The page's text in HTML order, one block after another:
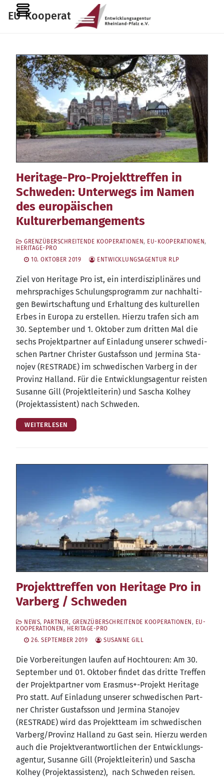
Inhalt
EU-Kooperationen
Heritage-Pro-Projekttreffen in
Schweden: Unterwegs im Namen
des europäischen
Kulturerbemangements
GRENZÜBERSCHREITENDE KOOPERATIONEN, EU-KOOPERATIONEN,
HERITAGE-PRO
10. OKTOBER 2019
ENTWICKLUNGSAGENTUR RLP
Ziel von Heri­ta­ge Pro ist, ein inter­dis­zi­pli­nä­res und
mehr­spra­chi­ges Schu­lungs­pro­gramm zur nach­hal­ti­
gen Bewirt­schaf­tung und Erhal­tung des kul­tu­rel­len
Erbes in Euro­pa zu erstel­len. Hier­zu tra­fen sich am
30. Sep­tem­ber und 1. Okto­ber zum drit­ten Mal die
sechs Pro­jekt­part­ner auf Ein­la­dung unse­rer schwe­di­
schen Part­ner Chris­ter Gustafs­son und Jer­mi­na Sta­
nojev (RESTRADE) im schwe­di­schen Var­berg in der
Pro­vinz Halland. Für die Ent­wick­lungs­agen­tur reis­ten
Susan­ne Gill (Pro­jekt­lei­te­rin) und Sascha Kol­hey
(Pro­jekt­as­sis­tent) nach Schweden.
WEITERLESEN
Projekttreffen von Heritage Pro in
Varberg /​ Schweden
NEWS, PARTNER, GRENZÜBERSCHREITENDE KOOPERATIONEN, EU-
KOOPERATIONEN, HERITAGE-PRO
26. SEPTEMBER 2019
SUSANNE GILL
Die Vor­be­rei­tun­gen lau­fen auf Hoch­tou­ren: Am 30.
Sep­tem­ber und 01. Okto­ber fin­det das drit­te Tref­fen
der Pro­jekt­part­ner vom Erasmus+-Projekt Heri­ta­ge
Pro statt. Auf Ein­la­dung unse­rer schwe­di­schen Part­
ner Chris­ter Gustafs­son und Jer­mi­na Sta­nojev
(RESTRADE) wird das Pro­jekt­team im schwe­di­schen
Varberg/​Provinz Halland zu Gast sein. Hier­zu wer­den
auch die Pro­jekt­ver­ant­wort­li­chen der Ent­wick­lungs­
agen­tur, Susan­ne Gill (Pro­jekt­lei­te­rin) und Sascha
Kol­hey (Pro­jekt­as­sis­tenz), nach Schwe­den reisen.